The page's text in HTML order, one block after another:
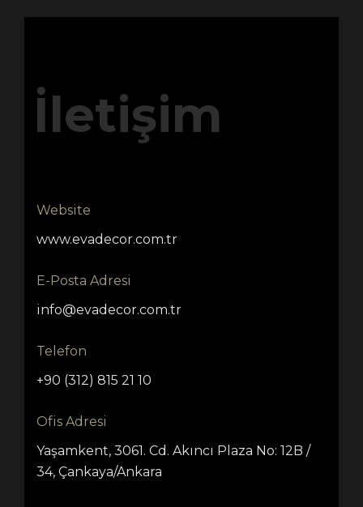
İletişim
Website
www.evadecor.com.tr
E-Posta Adresi
info@evadecor.com.tr
Telefon
+90 (312) 815 21 10
Ofis Adresi
Yaşamkent, 3061. Cd. Akıncı Plaza No: 12B /
34, Çankaya/Ankara